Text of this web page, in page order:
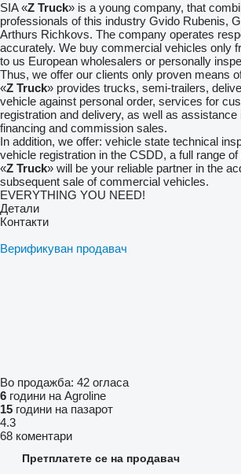
SIA «Z Truck» is a young company, that
professionals of this industry Gvido Rubenis,
Arthurs Richkovs. The company operates
accurately. We buy commercial vehicles only
to us European wholesalers or personally
Thus, we offer our clients only proven means
«Z Truck» provides trucks, semi-trailers,
vehicle against personal order, services for
registration and delivery, as well as
financing and commission sales.
In addition, we offer: vehicle state technical
vehicle registration in the CSDD, a full range of
«Z Truck» will be your reliable partner in the
subsequent sale of commercial vehicles.
EVERYTHING YOU NEED!
Детали
Контакти
Верификуван продавач
Во продажба: 42 огласа
6 години на Agroline
15 години на пазарот
4.3
68 коментари
Претплатете се на продавач